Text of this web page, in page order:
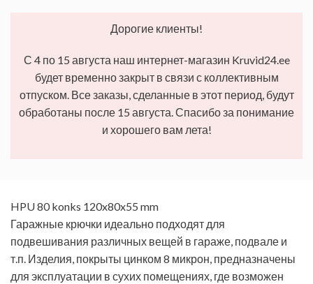
Дорогие клиенты!
С 4 по 15 августа наш интернет-магазин Kruvid24.ee
будет временно закрыт в связи с коллективным
отпуском. Все заказы, сделанные в этот период, будут
обработаны после 15 августа. Спасибо за понимание
и хорошего вам лета!
HPU 80 konks 120x80x55 mm
Гаражные крючки идеально подходят для
подвешивания различных вещей в гараже, подвале и
т.п. Изделия, покрыты цинком 8 микрон, предназначены
для эксплуатации в сухих помещениях, где возможен